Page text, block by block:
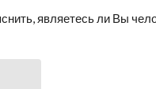
являетесь ли Вы